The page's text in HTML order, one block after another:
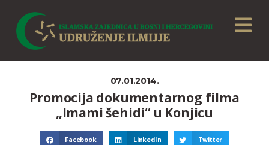
07.01.2014.
Promocija dokumentarnog filma
„Imami šehidi“ u Konjicu
Facebook LinkedIn Twitter